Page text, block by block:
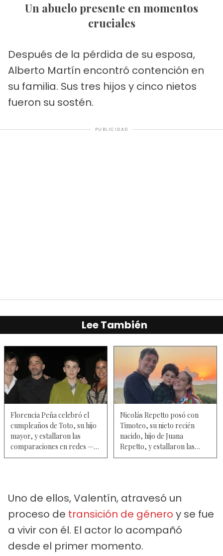
Un abuelo presente en momentos
cruciales
Después de la pérdida de su esposa,
Alberto Martín encontró contención en
su familia. Sus tres hijos y cinco nietos
fueron su sostén.
PUBLICIDAD
Lee También
Florencia Peña celebró el
cumpleaños de Toto, su hijo
mayor, y estallaron las
comparaciones en redes —
Fotos
Nicolás Repetto posó con
Timoteo, su nieto recién
nacido, hijo de Juana
Repetto, y estallaron las
comparaciones — Fotos
Uno de ellos, Valentín, atravesó un
proceso de transición de género y se fue
a vivir con él. El actor lo acompañó
desde el primer momento.